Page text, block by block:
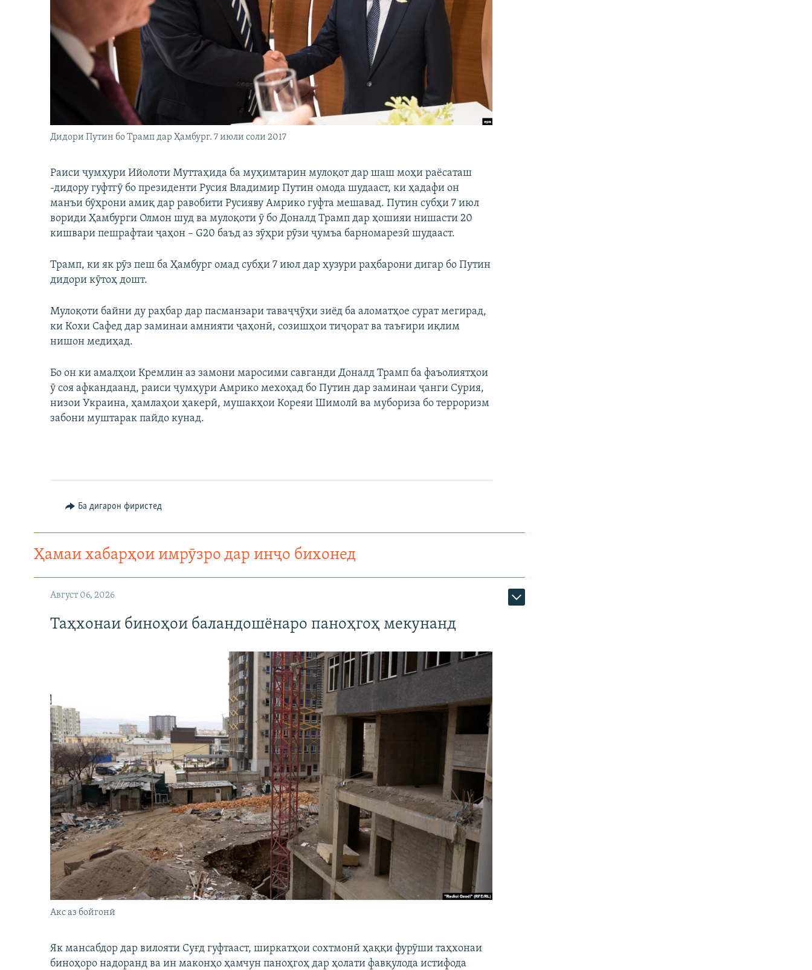
Дидори Путин бо Трамп дар Ҳамбург. 7 июли соли 2017
Раиси ҷумҳури Ийолоти Муттаҳида ба муҳимтарин мулоқот дар шаш моҳи раёсаташ
-дидору гуфтгӯ бо президенти Русия Владимир Путин омода шудааст, ки ҳадафи он
манъи бӯҳрони амиқ дар равобити Русияву Амрико гуфта мешавад. Путин субҳи 7 июл
вориди Ҳамбурги Олмон шуд ва мулоқоти ӯ бо Доналд Трамп дар ҳошияи нишасти 20
кишвари пешрафтаи ҷаҳон – G20 баъд аз зӯҳри рӯзи ҷумъа барномарезӣ шудааст.
Трамп, ки як рӯз пеш ба Ҳамбург омад субҳи 7 июл дар ҳузури раҳбарони дигар бо Путин
дидори кӯтоҳ дошт.
Мулоқоти байни ду раҳбар дар пасманзари таваҷҷӯҳи зиёд ба аломатҳое сурат мегирад,
ки Кохи Сафед дар заминаи амнияти ҷаҳонӣ, созишҳои тиҷорат ва таъғири иқлим
нишон медиҳад.
Бо он ки амалҳои Кремлин аз замони маросими савганди Доналд Трамп ба фаъолиятҳои
ӯ соя афкандаанд, раиси ҷумҳури Амрико мехоҳад бо Путин дар заминаи ҷанги Сурия,
низои Украина, ҳамлаҳои ҳакерӣ, мушакҳои Кореяи Шимолӣ ва мубориза бо терроризм
забони муштарак пайдо кунад.
Ба дигарон фиристед
Ҳамаи хабарҳои имрӯзро дар инҷо бихонед
Август 06, 2026
Таҳхонаи биноҳои баландошёнаро паноҳгоҳ мекунанд
Акс аз бойгонӣ
Як мансабдор дар вилояти Суғд гуфтааст, ширкатҳои сохтмонӣ ҳаққи фурӯши таҳхонаи
биноҳоро надоранд ва ин маконҳо ҳамчун паноҳгоҳ дар ҳолати фавқулода истифода